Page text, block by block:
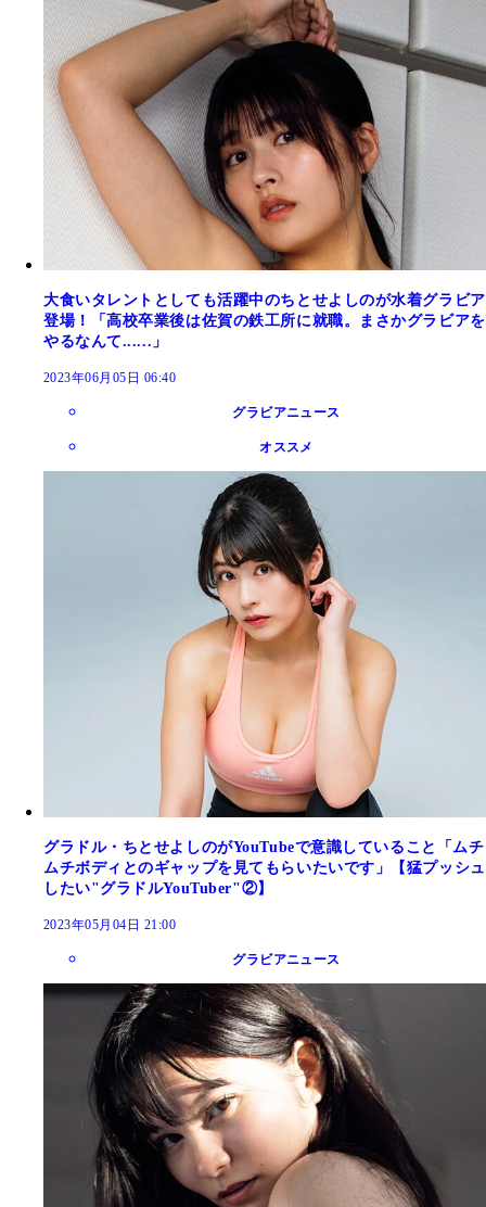
大食いタレントとしても活躍中のちとせよしのが水着グラビア
登場！「高校卒業後は佐賀の鉄工所に就職。まさかグラビアを
やるなんて......」
2023年06月05日 06:40
グラビアニュース
オススメ
グラドル・ちとせよしのがYouTubeで意識していること「ムチ
ムチボディとのギャップを見てもらいたいです」【猛プッシュ
したい"グラドルYouTuber"②】
2023年05月04日 21:00
グラビアニュース